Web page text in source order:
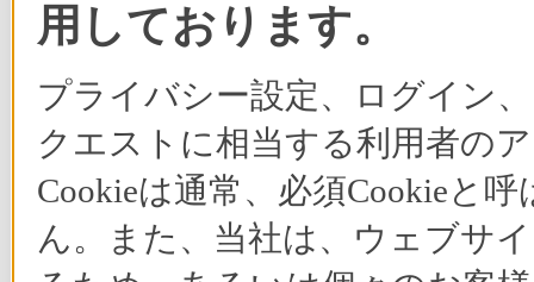
用しております。
プライバシー設定、ログイン
クエストに相当する利用者の
Cookieは通常、必須Cookieと
ん。また、当社は、ウェブサ